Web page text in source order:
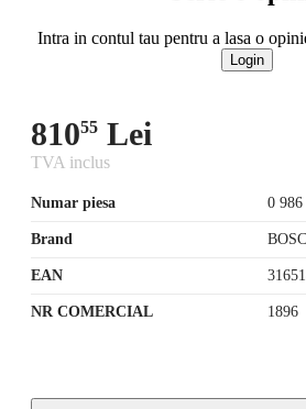
Intra in contul tau pentru a lasa o
Login
81055 Lei
TVA inclus
Numar piesa 0 986
Brand
EAN
NR COMERCIAL 1896